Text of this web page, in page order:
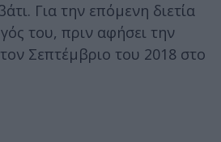
Για την επόμενη διετία
του, πριν αφήσει την
Σεπτέμβριο του 2018 στο